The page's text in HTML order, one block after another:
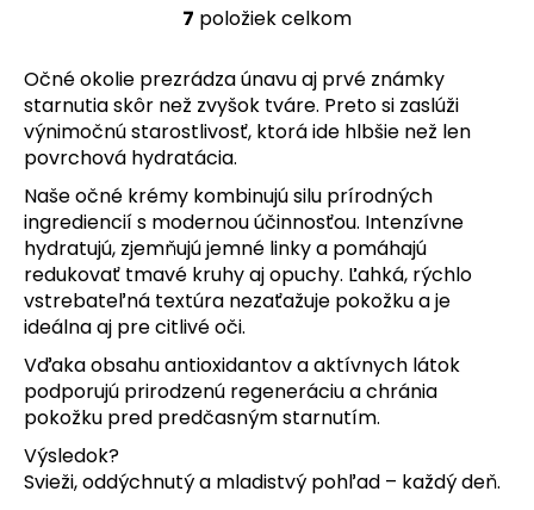
O
l
á
d
c
i
e
p
r
v
y
v
ý
i
7 položiek celkom
Očné okolie prezrádza únavu aj prvé známky
starnutia skôr než zvyšok tváre. Preto si zaslúži
výnimočnú starostlivosť, ktorá ide hlbšie než len
povrchová hydratácia.
Naše očné krémy kombinujú silu prírodných
ingrediencií s modernou účinnosťou. Intenzívne
hydratujú, zjemňujú jemné linky a pomáhajú
redukovať tmavé kruhy aj opuchy. Ľahká, rýchlo
vstrebateľná textúra nezaťažuje pokožku a je
ideálna aj pre citlivé oči.
Vďaka obsahu antioxidantov a aktívnych látok
podporujú prirodzenú regeneráciu a chránia
pokožku pred predčasným starnutím.
Výsledok?
Svieži, oddýchnutý a mladistvý pohľad – každý deň.